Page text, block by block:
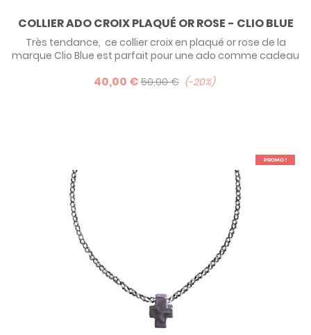
COLLIER ADO CROIX PLAQUÉ OR ROSE - CLIO BLUE
Très tendance, ce collier croix en plaqué or rose de la
marque Clio Blue est parfait pour une ado comme cadeau
ruthénium (traitement de surface noire).
40,00 €50,00 € -20%
PROMO !